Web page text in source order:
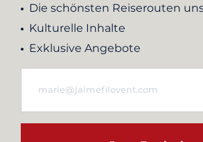
Die schönsten Reiserouten
Kulturelle Inhalte
Exklusive Angebote